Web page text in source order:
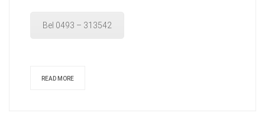
Bel 0493 – 313542
READ MORE